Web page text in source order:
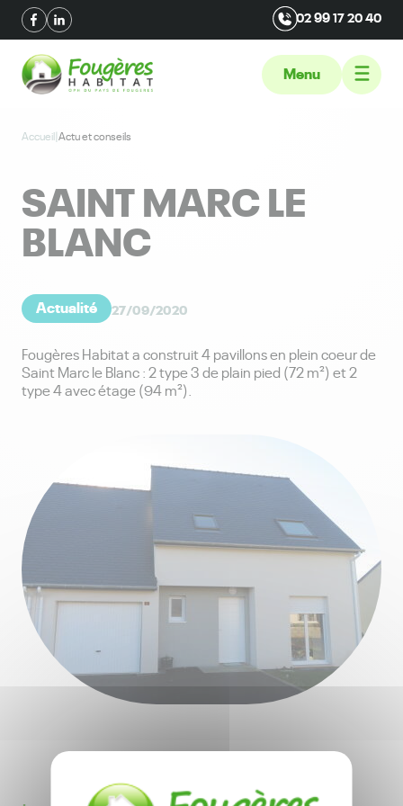
02 99 17 20 40
Menu
Accueil|Actu et conseils
SAINT MARC LE
BLANC
Actualité 27/09/2020
Fougères Habitat a construit 4 pavillons en plein coeur de
Saint Marc le Blanc : 2 type 3 de plain pied (72 m²) et 2
type 4 avec étage (94 m²).